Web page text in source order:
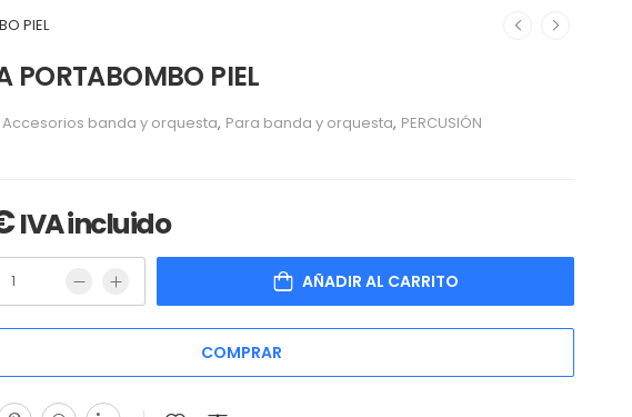
PIEL
PORTABOMBO PIEL
Accesorios banda y orquesta, Para banda y orquesta, PERCUSIÓN
IVA incluido
AÑADIR AL CARRITO
COMPRAR